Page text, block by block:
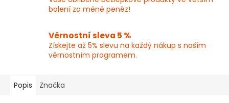
balení za méně peněz!
Věrnostní sleva 5 %
Získejte až 5% slevu na každý nákup s naším
věrnostním programem.
Popis Značka